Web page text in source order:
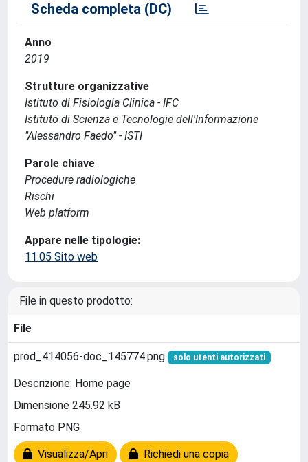
Scheda completa (DC)
Anno
2019
Strutture organizzative
Istituto di Fisiologia Clinica - IFC
Istituto di Scienza e Tecnologie dell'Informazione
"Alessandro Faedo" - ISTI
Parole chiave
Procedure radiologiche
Rischi
Web platform
Appare nelle tipologie:
11.05 Sito web
File in questo prodotto:
File
prod_414056-doc_145774.png solo utenti autorizzati
Descrizione: Home page
Dimensione 245.92 kB
Formato PNG
Visualizza/Apri Richiedi una copia